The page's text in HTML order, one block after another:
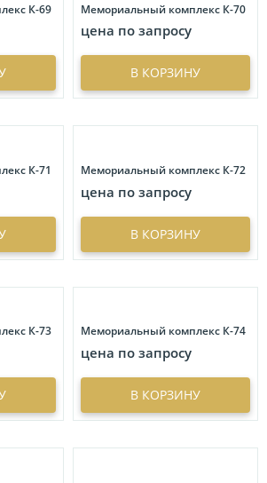
2
с усеченными углами
1
2
К-69 Мемориальный комплекс К-70
цена по запросу
В КОРЗИНУ
К-71 Мемориальный комплекс К-72
цена по запросу
В КОРЗИНУ
К-73 Мемориальный комплекс К-74
цена по запросу
В КОРЗИНУ